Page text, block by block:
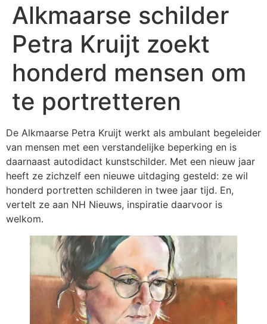
Alkmaarse schilder
Petra Kruijt zoekt
honderd mensen om
te portretteren
De Alkmaarse Petra Kruijt werkt als ambulant begeleider
van mensen met een verstandelijke beperking en is
daarnaast autodidact kunstschilder. Met een nieuw jaar
heeft ze zichzelf een nieuwe uitdaging gesteld: ze wil
honderd portretten schilderen in twee jaar tijd. En,
vertelt ze aan NH Nieuws, inspiratie daarvoor is
welkom.